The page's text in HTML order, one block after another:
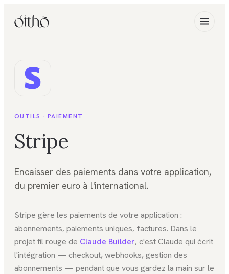
OUTILS · PAIEMENT
Stripe
Encaisser des paiements dans votre application,
du premier euro à l'international.
Stripe gère les paiements de votre application :
abonnements, paiements uniques, factures. Dans le
projet fil rouge de Claude Builder, c'est Claude qui écrit
l'intégration — checkout, webhooks, gestion des
abonnements — pendant que vous gardez la main sur le